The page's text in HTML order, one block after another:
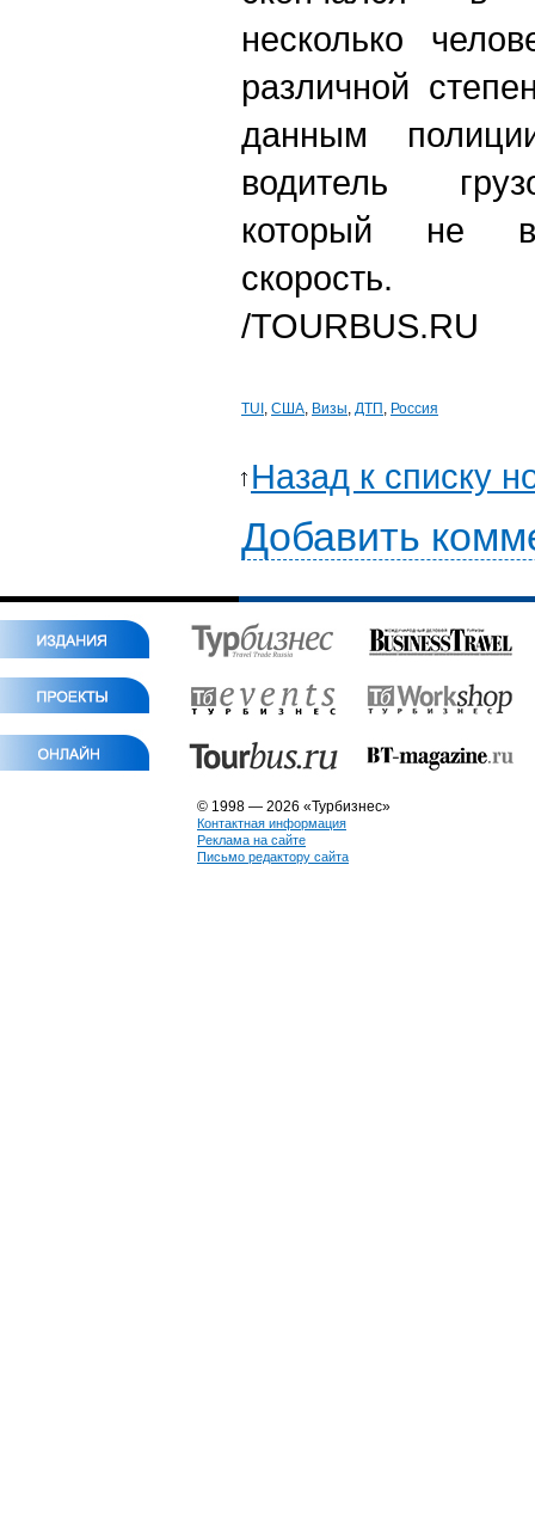
несколько
различной
данным
водитель
который не
скорость.
/TOURBUS.RU
TUI , США, Визы, ДТП , Россия
Назад к списку
Добавить
© 1998 — 2026 «Турбизнес»
Контактная информация
Реклама на сайте
Письмо редактору сайта